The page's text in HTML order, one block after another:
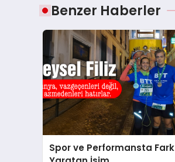
Benzer Haberler
Spor ve Performansta Fark